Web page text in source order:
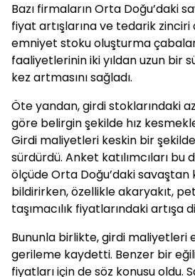
Bazı firmaların Orta Doğu’daki
fiyat artışlarına ve tedarik zinciri
emniyet stoku oluşturma
faaliyetlerinin iki yıldan uzun bir
kez artmasını sağladı.
Öte yandan, girdi stoklarındaki
göre belirgin şekilde hız
Girdi maliyetleri keskin bir
sürdürdü. Anket katılımcıları bu
ölçüde Orta Doğu’daki savaştan
bildirirken, özellikle akaryakıt,
taşımacılık fiyatlarındaki artışa
Bununla birlikte, girdi maliyetleri
gerileme kaydetti. Benzer bir
fiyatları için de söz konusu oldu.